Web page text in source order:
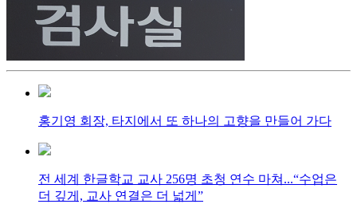
홍기영 회장, 타지에서 또 하나의 고향을 만들어 가다
전 세계 한글학교 교사 256명 초청 연수 마쳐...“수업은
더 깊게, 교사 연결은 더 넓게”